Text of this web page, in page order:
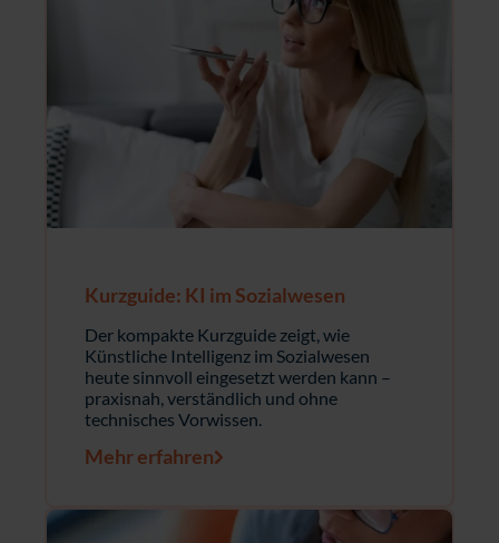
Kurzguide: KI im Sozialwesen
Der kompakte Kurzguide zeigt, wie
Künstliche Intelligenz im Sozialwesen
heute sinnvoll eingesetzt werden kann –
praxisnah, verständlich und ohne
technisches Vorwissen.
Mehr erfahren